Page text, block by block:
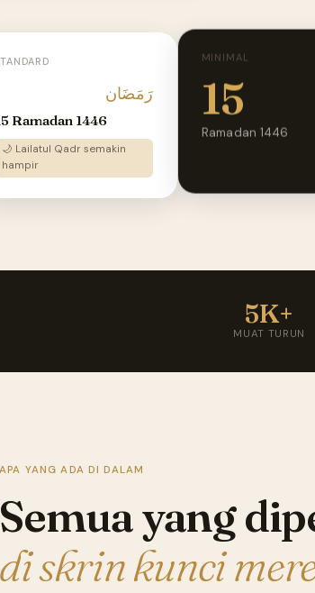
رَمَضَان
Ramadan 1446
🌙 Lailatul Qadr semakin
hampir
MINIMAL
15
Ramadan 1446
5K+
MUAT TURUN
APA YANG ADA DI DALAM
Semua yang
di skrin kunci